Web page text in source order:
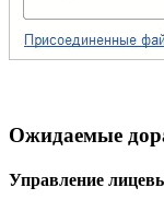
Ожидаемые
Управление